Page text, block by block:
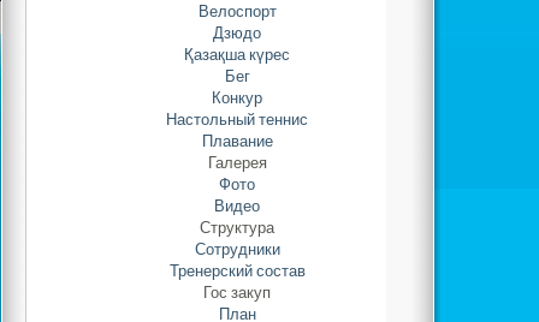
Велоспорт
Дзюдо
Қазақша күрес
Бег
Конкур
Настольный теннис
Плавание
Галерея
Фото
Видео
Структура
Сотрудники
Тренерский состав
Гос закуп
План